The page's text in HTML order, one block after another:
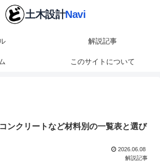
解説記事
このサイトについて
ンクリートなど材料別の一覧表と選び
2026.06.08
解説記事